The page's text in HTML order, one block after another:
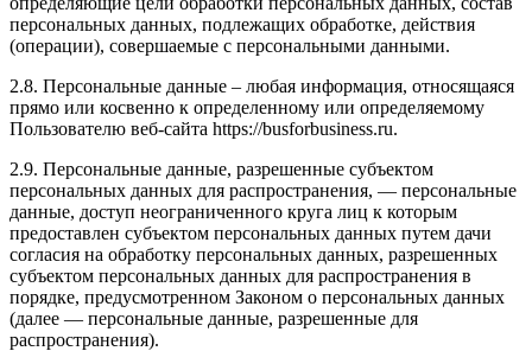
персональных данных, подлежащих обработке, действия
(операции), совершаемые с персональными данными.
2.8. Персональные данные – любая информация, относящаяся
прямо или косвенно к определенному или определяемому
Пользователю веб-сайта https://busforbusiness.ru.
2.9. Персональные данные, разрешенные субъектом
персональных данных для распространения, — персональные
данные, доступ неограниченного круга лиц к которым
предоставлен субъектом персональных данных путем дачи
согласия на обработку персональных данных, разрешенных
субъектом персональных данных для распространения в
порядке, предусмотренном Законом о персональных данных
(далее — персональные данные, разрешенные для
распространения).